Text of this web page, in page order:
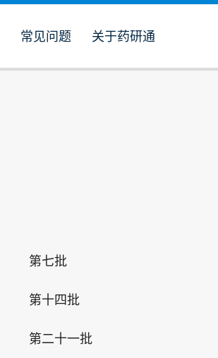
常见问题 关于药研通
第七批
第十四批
第二十一批